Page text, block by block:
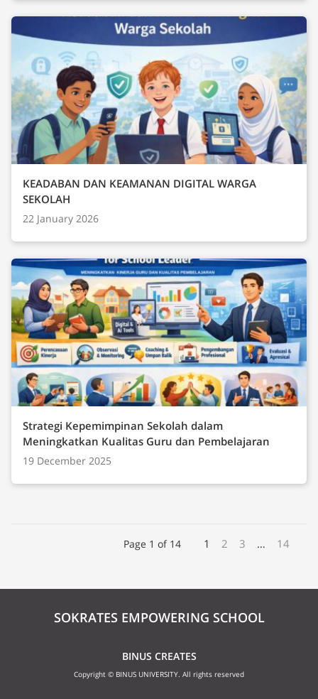
KEADABAN DAN KEAMANAN DIGITAL WARGA
SEKOLAH
22 January 2026
Strategi Kepemimpinan Sekolah dalam
Meningkatkan Kualitas Guru dan Pembelajaran
19 December 2025
Page 1 of 14 1 2 3 … 14
SOKRATES EMPOWERING SCHOOL
BINUS CREATES
Copyright © BINUS UNIVERSITY. All rights reserved